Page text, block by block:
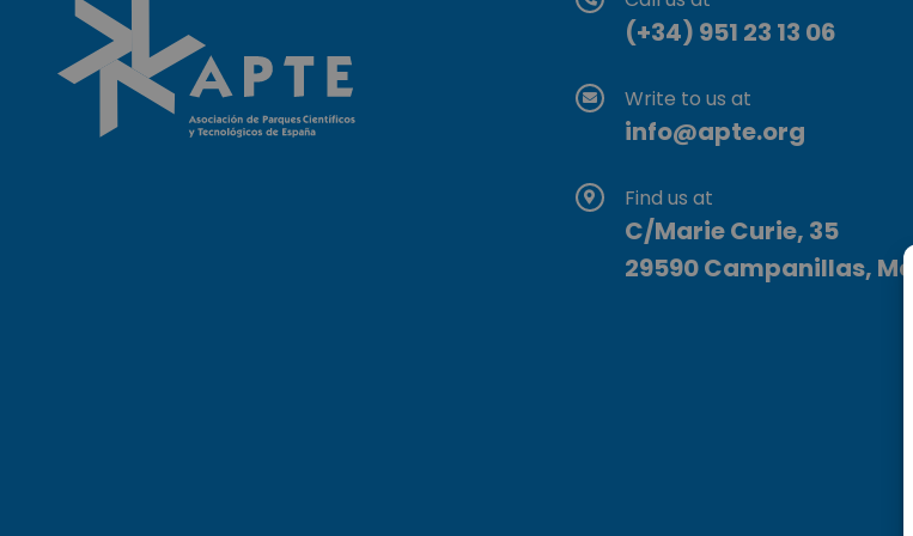
(+34) 951 23 13 06
Write to us at
info@apte.org
Find us at
C/Marie Curie, 35
29590 Campanillas,